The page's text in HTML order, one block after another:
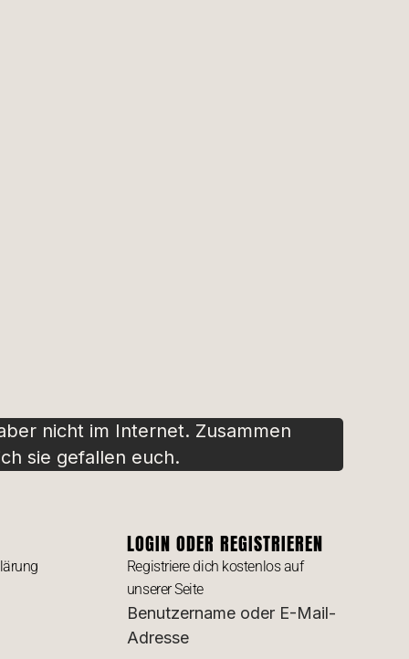
nicht im Internet. Zusammen
sie gefallen euch.
LOGIN ODER REGISTRIEREN
Registriere dich kostenlos auf
unserer Seite
Benutzername oder E-Mail-
Adresse